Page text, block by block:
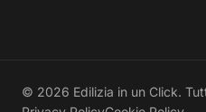
© 2026 Edilizia in un Click.